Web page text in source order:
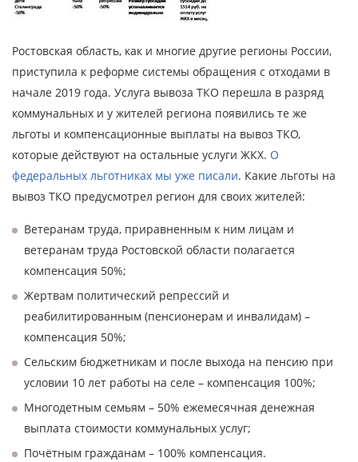
Ростовская область, как и многие другие регионы России,
приступила к реформе системы обращения с отходами в
начале 2019 года. Услуга вывоза ТКО перешла в разряд
коммунальных и у жителей региона появились те же
льготы и компенсационные выплаты на вывоз ТКО,
которые действуют на остальные услуги ЖКХ. О
федеральных льготниках мы уже писали. Какие льготы на
вывоз ТКО предусмотрел регион для своих жителей:
Ветеранам труда, приравненным к ним лицам и
ветеранам труда Ростовской области полагается
компенсация 50%;
Жертвам политический репрессий и
реабилитированным (пенсионерам и инвалидам) –
компенсация 50%;
Сельским бюджетникам и после выхода на пенсию при
условии 10 лет работы на селе – компенсация 100%;
Многодетным семьям – 50% ежемесячная денежная
выплата стоимости коммунальных услуг;
Почётным гражданам – 100% компенсация.